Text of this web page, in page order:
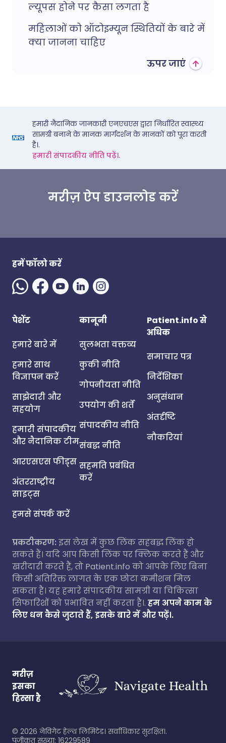
ल्यूपस होने पर कैसा लगता है
महिलाओं को ऑटोइम्यून स्थितियों के बारे में
क्या जानना चाहिए
ऊपर जाएं
हमारी नैदानिक जानकारी एनएचएस द्वारा निर्धारित स्वास्थ्य
सामग्री बनाने के मानक मार्गदर्शन के मानकों को पूरा करती
है।.
हमारी संपादकीय नीति पढ़ें।.
मरीज़ ऐप डाउनलोड करें
हमें फॉलो करें
पेशेंट
हमारे बारे में
हमारे साथ
विज्ञापन करें
साझेदारी और
सहयोग
हमारी संपादकीय
और नैदानिक टीम
आरएसएस फीड्स
अंतरराष्ट्रीय
साइट्स
हमसे संपर्क करें
कानूनी
सुलभता वक्तव्य
कुकी नीति
गोपनीयता नीति
उपयोग की शर्तें
संपादकीय नीति
संबद्ध नीति
सहमति प्रबंधित
करें
Patient.info से
अधिक
समाचार पत्र
निर्देशिका
अनुसंधान
अंतर्दृष्टि
नौकरियां
प्रकटीकरण:इस लेख में कुछ लिंक सहबद्ध लिंक हो
सकते हैं। यदि आप किसी लिंक पर क्लिक करते हैं और
खरीदारी करते हैं, तो Patient.info को आपके लिए बिना
किसी अतिरिक्त लागत के एक छोटा कमीशन मिल
सकता है। यह हमारे संपादकीय सामग्री या चिकित्सा
सिफारिशों को प्रभावित नहीं करता है।. हम अपने काम के
लिए धन कैसे जुटाते हैं, इसके बारे में और पढ़ें।.
मरीज़
इसका
हिस्सा है
© 2026 नेविगेट हेल्थ लिमिटेड। सर्वाधिकार सुरक्षित।.
पंजीकृत संख्या: 16229589